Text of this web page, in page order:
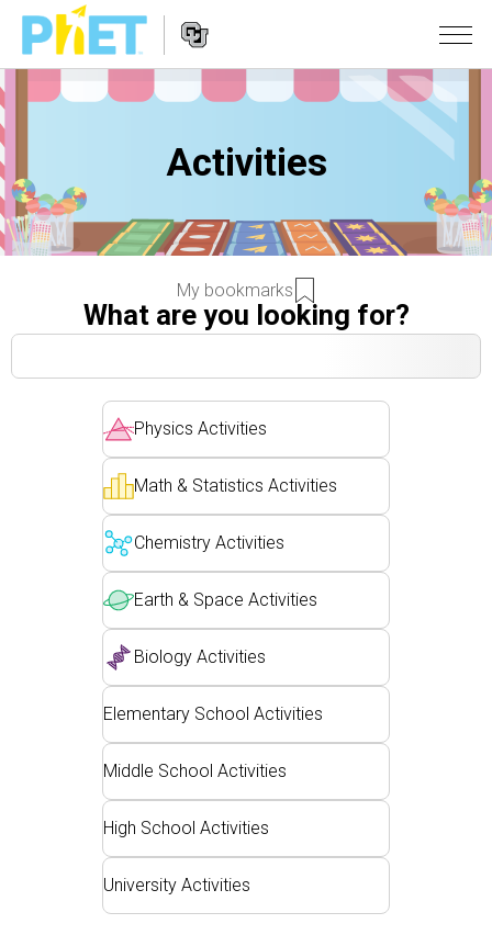
สืบค้น
ของ
PhET
Website
Navigation
All Sims
ฟิสิกส์
คณิตศาสตร์
วิทยาศาสตร์ของโลก
ชีววิทยา
สถานการณ์จำลองที่แปลภาษาแล้ว
Customizable Sims
STUDIO
About Studio
Customizable Sims
Start a Free Trial
Purchase a License
TEACHING
ค้นหากิจกรรม
Virtual Workshops
Professional Learning with PhET
Teaching with PhET
PhET Global
Data Fluency
DEIB in STEM Ed
SceneryStack OSE
Impact Report
เข้าสู่ระบบ / สมัครเพื่อเข้าใช้ระบบ
เข้าสู่ระบบ / สมัครเพื่อเข้าใช้ระบบ
Activities
My bookmarks
What are you looking for?
Physics Activities
Math & Statistics Activities
Chemistry Activities
Earth & Space Activities
Biology Activities
Elementary School Activities
Middle School Activities
High School Activities
University Activities